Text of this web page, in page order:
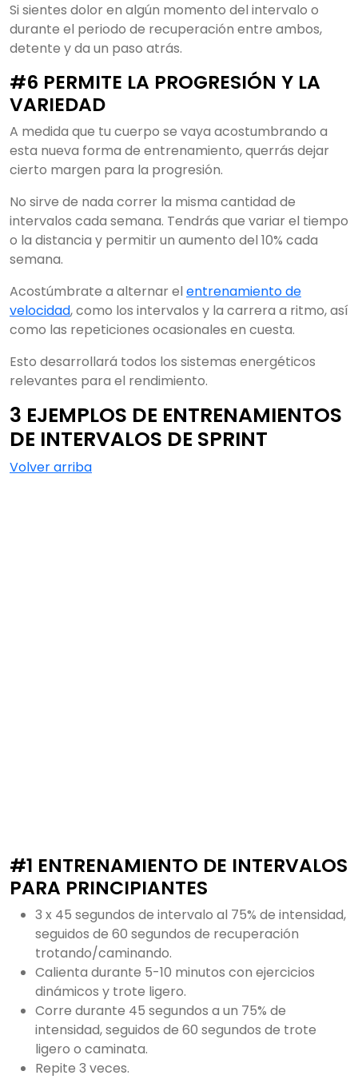
Si sientes dolor en algún momento del intervalo o
durante el periodo de recuperación entre ambos,
detente y da un paso atrás.
#6 PERMITE LA PROGRESIÓN Y LA
VARIEDAD
A medida que tu cuerpo se vaya acostumbrando a
esta nueva forma de entrenamiento, querrás dejar
cierto margen para la progresión.
No sirve de nada correr la misma cantidad de
intervalos cada semana. Tendrás que variar el tiempo
o la distancia y permitir un aumento del 10% cada
semana.
Acostúmbrate a alternar el entrenamiento de
velocidad, como los intervalos y la carrera a ritmo, así
como las repeticiones ocasionales en cuesta.
Esto desarrollará todos los sistemas energéticos
relevantes para el rendimiento.
3 EJEMPLOS DE ENTRENAMIENTOS
DE INTERVALOS DE SPRINT
Volver arriba
#1 ENTRENAMIENTO DE INTERVALOS
PARA PRINCIPIANTES
3 x 45 segundos de intervalo al 75% de intensidad,
seguidos de 60 segundos de recuperación
trotando/caminando.
Calienta durante 5-10 minutos con ejercicios
dinámicos y trote ligero.
Corre durante 45 segundos a un 75% de
intensidad, seguidos de 60 segundos de trote
ligero o caminata.
Repite 3 veces.